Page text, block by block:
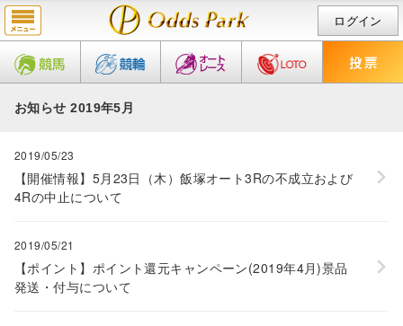
ログイン
お知らせ 2019年5月
2019/05/23
【開催情報】5月23日（木）飯塚オート3Rの不成立および
4Rの中止について
2019/05/21
【ポイント】ポイント還元キャンペーン(2019年4月)景品
発送・付与について